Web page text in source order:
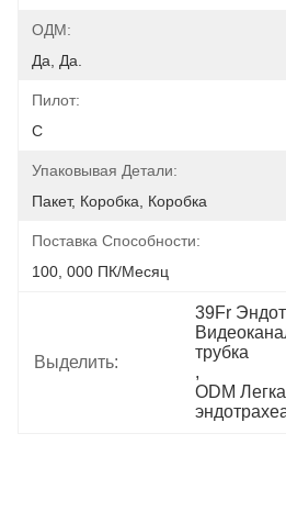
ОДМ:
Да, Да.
Пилот:
С
Упаковывая Детали:
Пакет, Коробка, Коробка
Поставка Способности:
100, 000 ПК/месяц
Выделить:
39Fr
трубка
,
ODM